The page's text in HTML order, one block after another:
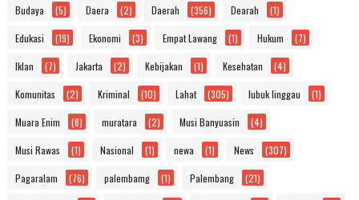
Budaya (5) Daera (2) Daerah (356) Dearah (1)
Edukasi (19) Ekonomi (3) Empat Lawang (1) Hukum (7)
Iklan (7) Jakarta (2) Kebijakan (1) Kesehatan (4)
Komunitas (2) Kriminal (10) Lahat (305) lubuk linggau (1)
Muara Enim (8) muratara (2) Musi Banyuasin (4)
Musi Rawas (1) Nasional (1) newa (1) News (307)
Pagaralam (76) palembamg (1) Palembang (21)